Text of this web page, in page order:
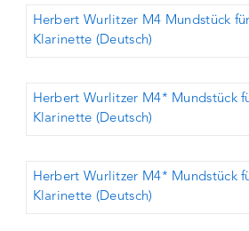
Herbert Wurlitzer M4 Mundstück
Klarinette (Deutsch)
Herbert Wurlitzer M4* Mundstück
Klarinette (Deutsch)
Herbert Wurlitzer M4* Mundstück
Klarinette (Deutsch)